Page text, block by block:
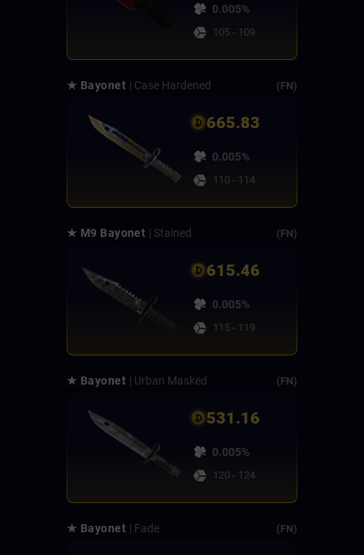
0.005%
105 - 109
★ Bayonet | Case Hardened (FN)
665.83
0.005%
110 - 114
★ M9 Bayonet | Stained (FN)
615.46
0.005%
115 - 119
★ Bayonet | Urban Masked (FN)
531.16
0.005%
120 - 124
★ Bayonet | Fade (FN)